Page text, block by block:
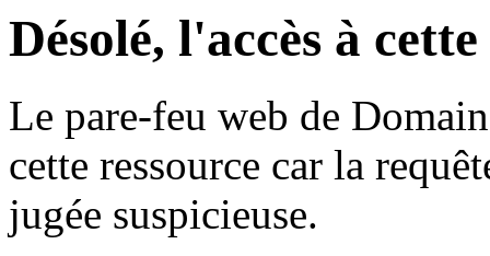
Désolé, l'accès à
Le pare-feu web de
cette ressource car la
jugée suspicieuse.